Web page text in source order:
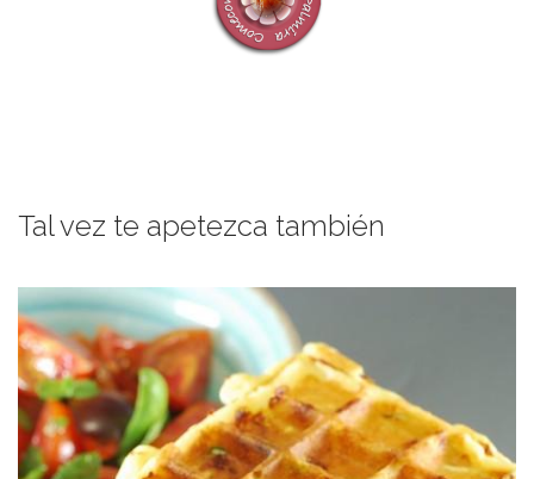
Tal vez te apetezca también